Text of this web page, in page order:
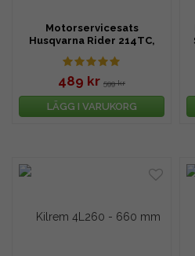
Motorservicesats
Husqvarna Rider 214TC,
489 kr 599 kr
LÄGG I VARUKORG